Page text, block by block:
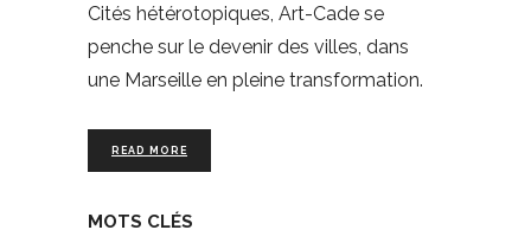
Cités hétérotopiques, Art-Cade se
penche sur le devenir des villes, dans
une Marseille en pleine transformation.
READ MORE
MOTS CLÉS